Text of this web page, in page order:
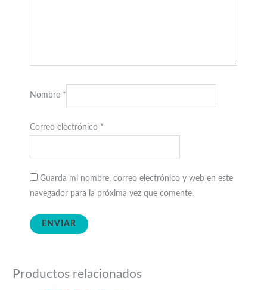
Nombre *
Correo electrónico *
Guarda mi nombre, correo electrónico y web en este
navegador para la próxima vez que comente.
Productos relacionados